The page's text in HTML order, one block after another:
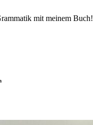
mit meinem Buch!